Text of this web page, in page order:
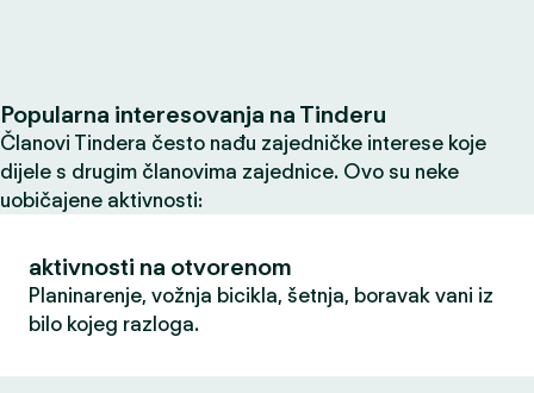
Popularna interesovanja na Tinderu
Članovi Tindera često nađu zajedničke interese koje
dijele s drugim članovima zajednice. Ovo su neke
uobičajene aktivnosti:
aktivnosti na otvorenom
Planinarenje, vožnja bicikla, šetnja, boravak vani iz
bilo kojeg razloga.